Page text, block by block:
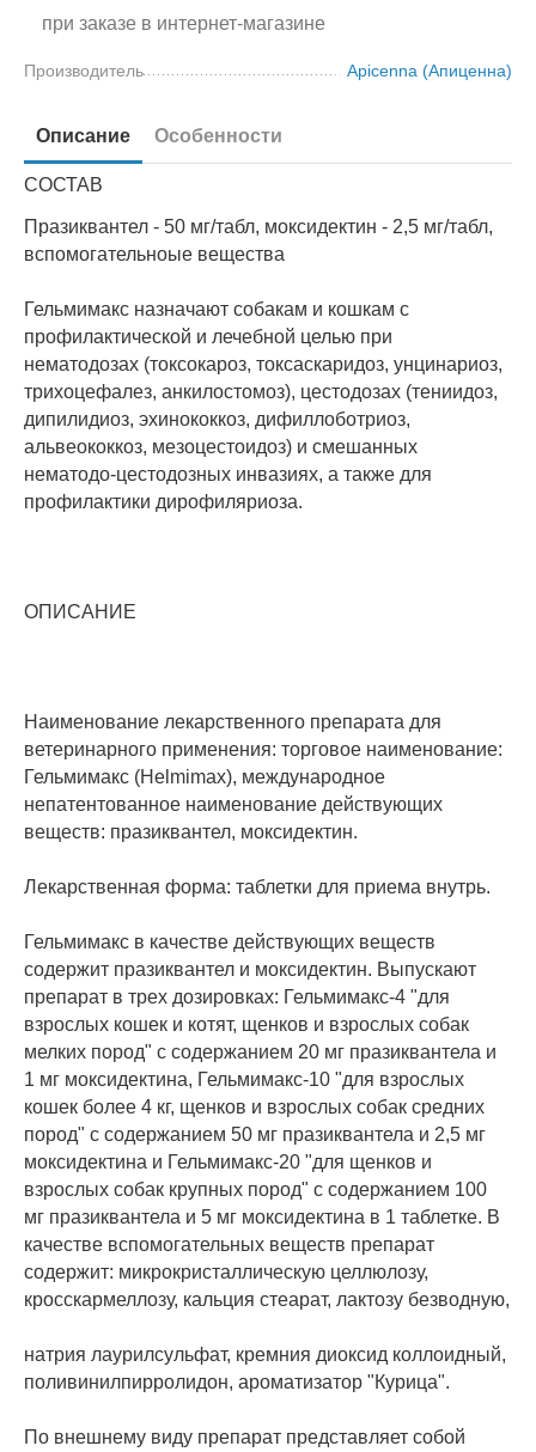
при заказе в интернет-магазине
Производитель Apicenna (Апиценна)
Описание Особенности
СОСТАВ
Празиквантел - 50 мг/табл, моксидектин - 2,5 мг/табл,
вспомогательноые вещества
Гельмимакс назначают собакам и кошкам с
профилактической и лечебной целью при
нематодозах (токсокароз, токсаскаридоз, унцинариоз,
трихоцефалез, анкилостомоз), цестодозах (тениидоз,
дипилидиоз, эхинококкоз, дифиллоботриоз,
альвеококкоз, мезоцестоидоз) и смешанных
нематодо-цестодозных инвазиях, а также для
профилактики дирофиляриоза.
ОПИСАНИЕ
Наименование лекарственного препарата для
ветеринарного применения: торговое наименование:
Гельмимакс (Helmimax), международное
непатентованное наименование действующих
веществ: празиквантел, моксидектин.
Лекарственная форма: таблетки для приема внутрь.
Гельмимакс в качестве действующих веществ
содержит празиквантел и моксидектин. Выпускают
препарат в трех дозировках: Гельмимакс-4 "для
взрослых кошек и котят, щенков и взрослых собак
мелких пород" с содержанием 20 мг празиквантела и
1 мг моксидектина, Гельмимакс-10 "для взрослых
кошек более 4 кг, щенков и взрослых собак средних
пород" с содержанием 50 мг празиквантела и 2,5 мг
моксидектина и Гельмимакс-20 "для щенков и
взрослых собак крупных пород" с содержанием 100
мг празиквантела и 5 мг моксидектина в 1 таблетке. В
качестве вспомогательных веществ препарат
содержит: микрокристаллическую целлюлозу,
кросскармеллозу, кальция стеарат, лактозу безводную,
натрия лаурилсульфат, кремния диоксид коллоидный,
поливинилпирролидон, ароматизатор "Курица".
По внешнему виду препарат представляет собой